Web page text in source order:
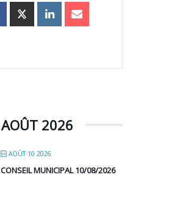
AOÛT 2026
AOÛT 10 2026
CONSEIL MUNICIPAL 10/08/2026